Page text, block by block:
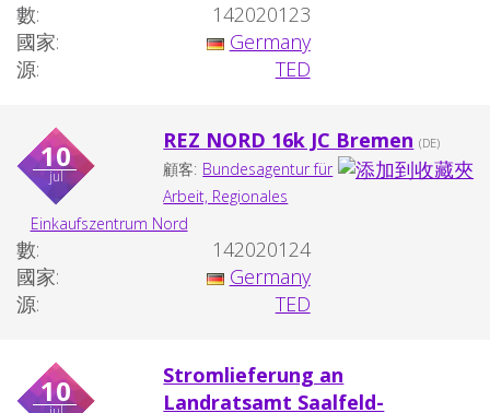
數:
142020123
國家:
Germany
源:
TED
10
jul
REZ NORD 16k JC Bremen (DE)
顧客: Bundesagentur für
Arbeit, Regionales
Einkaufszentrum Nord
數:
142020124
國家:
Germany
源:
TED
10
Stromlieferung an
Landratsamt Saalfeld-